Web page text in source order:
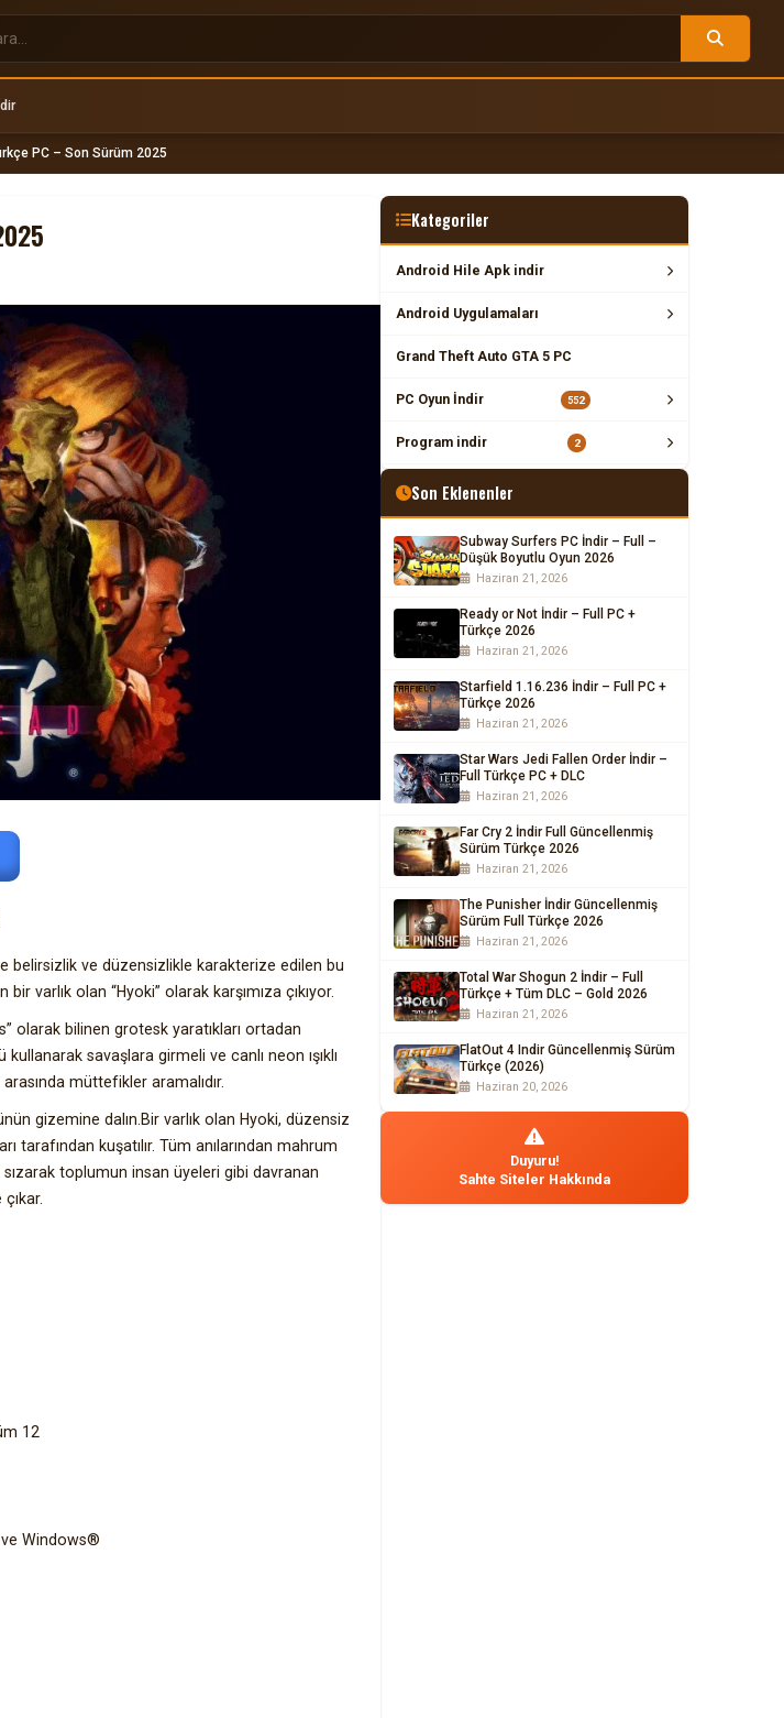
PC – Son Sürüm 2025
belirsizlik ve düzensizlikle karakterize edilen bu
varlık olan “Hyoki” olarak karşımıza çıkıyor.
olarak bilinen grotesk yaratıkları ortadan
savaşlara girmeli ve canlı neon ışıklı
müttefikler aramalıdır.
gizemine dalın.Bir varlık olan Hyoki, düzensiz
tarafından kuşatılır. Tüm anılarından mahrum
sızarak toplumun insan üyeleri gibi davranan
12
Windows®
Kategoriler
Android Hile Apk indir
Android Uygulamaları
Grand Theft Auto GTA 5 PC
PC Oyun İndir 552
Program indir 2
Son Eklenenler
Subway Surfers PC İndir – Full –
Düşük Boyutlu Oyun 2026
Haziran 21, 2026
Ready or Not İndir – Full PC +
Türkçe 2026
Haziran 21, 2026
Starfield 1.16.236 İndir – Full PC +
Türkçe 2026
Haziran 21, 2026
Star Wars Jedi Fallen Order İndir –
Full Türkçe PC + DLC
Haziran 21, 2026
Far Cry 2 İndir Full Güncellenmiş
Sürüm Türkçe 2026
Haziran 21, 2026
The Punisher İndir Güncellenmiş
Sürüm Full Türkçe 2026
Haziran 21, 2026
Total War Shogun 2 İndir – Full
Türkçe + Tüm DLC – Gold 2026
Haziran 21, 2026
FlatOut 4 Indir Güncellenmiş Sürüm
Türkçe (2026)
Haziran 20, 2026
Duyuru!
Sahte Siteler Hakkında